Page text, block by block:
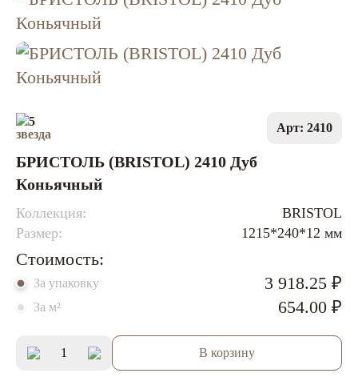
5 Арт: 2410
БРИСТОЛЬ (BRISTOL) 2410 Дуб
Коньячный
Коллекция:
BRISTOL
Размер:
1215*240*12 мм
Стоимость:
За упаковку 3 918.25 ₽
За м² 654.00 ₽
В корзину